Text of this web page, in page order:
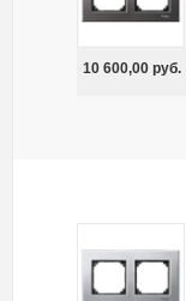
10 600,00руб.